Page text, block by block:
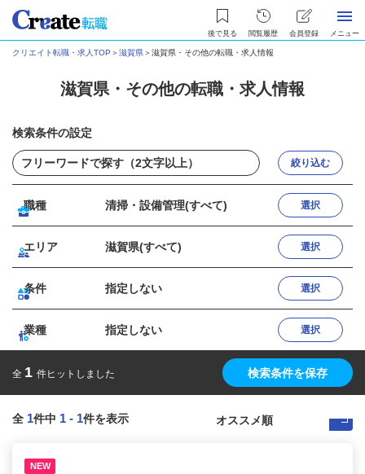
後で見る 閲覧履歴 会員登録 メニュー
クリエイト転職・求人TOP ＞滋賀県＞滋賀県・その他の転職・求人情報
滋賀県・その他の転職・求人情報
検索条件の設定
絞り込む
職種 清掃・設備管理(すべて) 選択
エリア 滋賀県(すべて) 選択
条件 指定しない 選択
業種 指定しない 選択
全 1 件ヒットしました 検索条件を保存
全 1件中 1 - 1件を表示
NEW